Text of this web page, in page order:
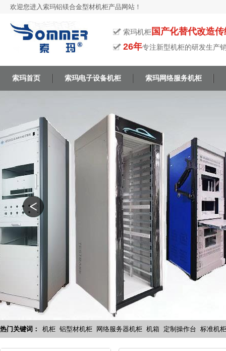
欢迎您进入索玛铝镁合金型材机柜产品网站！
索玛机柜国产化替代改造
26年专注新型机柜的研发生产
索玛首页 索玛电子设备机柜 索玛网络服务机柜
热门关键词： 机柜 铝型材机柜 网络服务器机柜 机箱 定制操作台 标准机柜